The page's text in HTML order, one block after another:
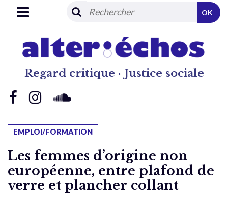
Regard critique · Justice sociale
OK
EMPLOI/FORMATION
Les femmes d’origine non
européenne, entre plafond de
verre et plancher collant